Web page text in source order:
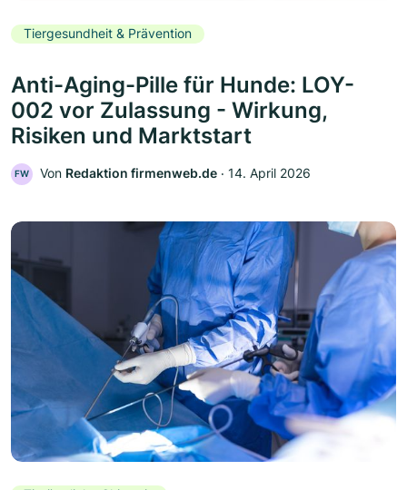
Tiergesundheit & Prävention
Anti-Aging-Pille für Hunde: LOY-
002 vor Zulassung - Wirkung,
Risiken und Marktstart
FW Von Redaktion firmenweb.de ‧ 14. April 2026